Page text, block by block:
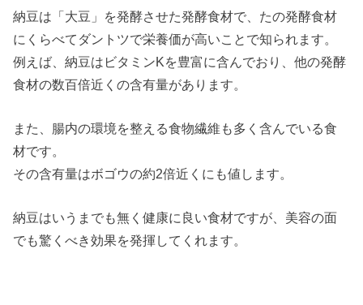
納豆は「大豆」を発酵させた発酵食材で、たの発酵食材
にくらべてダントツで栄養価が高いことで知られます。
例えば、納豆はビタミンKを豊富に含んでおり、他の発酵
食材の数百倍近くの含有量があります。
また、腸内の環境を整える食物繊維も多く含んでいる食
材です。
その含有量はボゴウの約2倍近くにも値します。
納豆はいうまでも無く健康に良い食材ですが、美容の面
でも驚くべき効果を発揮してくれます。